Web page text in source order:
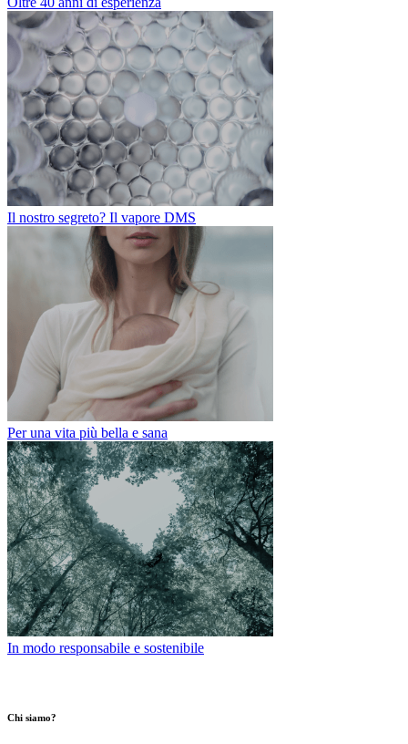
Il nostro segreto? Il vapore DMS
Per una vita più bella e sana
In modo responsabile e sostenibile
Chi siamo?